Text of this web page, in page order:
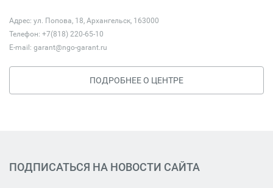
Адрес: ул. Попова, 18, Архангельск, 163000
Телефон: +7(818) 220-65-10
E-mail: garant@ngo-garant.ru
ПОДРОБНЕЕ О ЦЕНТРЕ
ПОДПИСАТЬСЯ НА НОВОСТИ САЙТА